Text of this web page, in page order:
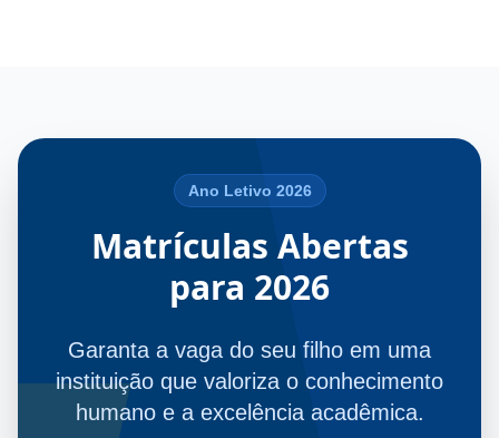
Ano Letivo 2026
Matrículas Abertas
para 2026
Garanta a vaga do seu filho em uma
instituição que valoriza o conhecimento
humano e a excelência acadêmica.